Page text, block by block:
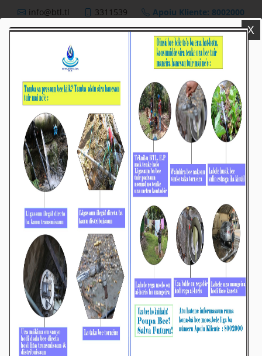
info@btl.tl 3311539 Apoiu Kliente: 8002000
Vise-Prezidente KE BTL, E.P, ba Asuntu
Sistema Bee Saneamentu no Drenajen,
Partisipa Serimónia Asina Akordu iha MJ
Média_BTL, E.P 04-Outobru-2024
X